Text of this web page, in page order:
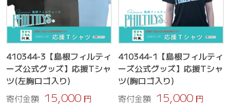
410344-3【島根フィルティ
ーズ公式グッズ】応援Tシャ
ツ(左胸ロゴ入り)
寄付金額 15,000 円
410344-1【島根フィルティ
ーズ公式グッズ】応援Tシャ
ツ(胸ロゴ入り)
寄付金額 15,000 円